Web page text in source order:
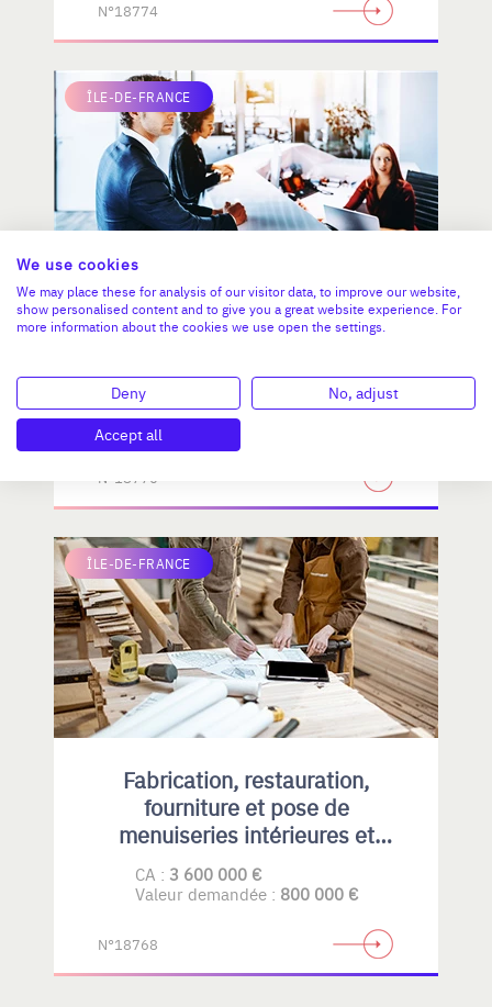
N°18774
ÎLE-DE-FRANCE
Entreprise structurée de
Services à la Personne
CA :1 453 000 €
Valeur demandée :
N°18770
ÎLE-DE-FRANCE
Fabrication, restauration,
fourniture et pose de
menuiseries intérieures et
extérieures , principalement en
bois
CA : 3 600 000 €
Valeur demandée : 800 000 €
N°18768
We use cookies
We may place these for analysis of our visitor data, to improve our website,
show personalised content and to give you a great website experience. For
more information about the cookies we use open the settings.
Deny
No, adjust
Accept all